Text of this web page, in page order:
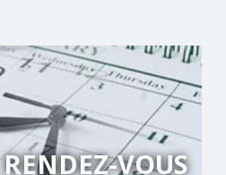
RENDEZ-VOUS